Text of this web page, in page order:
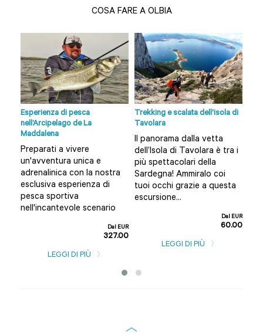
COSA FARE A OLBIA
Esperienza di pesca
nell’Arcipelago de La
Maddalena
Preparati a vivere
un'avventura unica e
adrenalinica con la nostra
esclusiva esperienza di
pesca sportiva
nell'incantevole scenario
Dal EUR
327.00
LEGGI DI PIÙ
Trekking e scalata dell'isola di
Tavolara
Il panorama dalla vetta
dell’Isola di Tavolara è tra i
più spettacolari della
Sardegna! Ammiralo coi
tuoi occhi grazie a questa
escursione...
Dal EUR
60.00
LEGGI DI PIÙ